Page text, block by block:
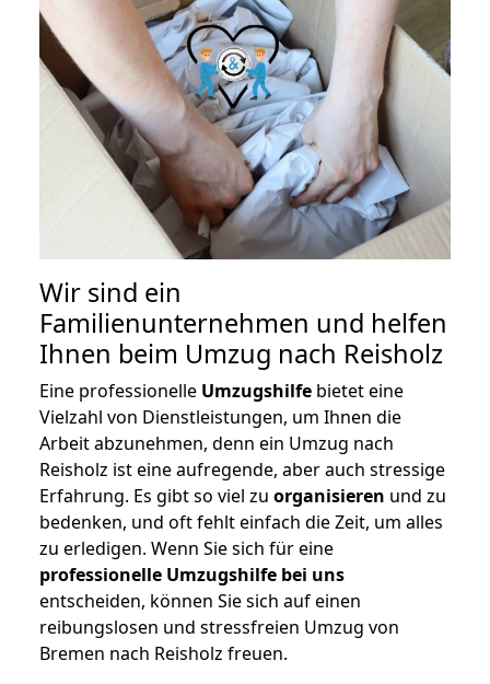
Wir sind ein
Familienunternehmen und helfen
Ihnen beim Umzug nach Reisholz
Eine professionelle Umzugshilfe bietet eine
Vielzahl von Dienstleistungen, um Ihnen die
Arbeit abzunehmen, denn ein Umzug nach
Reisholz ist eine aufregende, aber auch stressige
Erfahrung. Es gibt so viel zu organisieren und zu
bedenken, und oft fehlt einfach die Zeit, um alles
zu erledigen. Wenn Sie sich für eine
professionelle Umzugshilfe bei uns
entscheiden, können Sie sich auf einen
reibungslosen und stressfreien Umzug von
Bremen nach Reisholz freuen.